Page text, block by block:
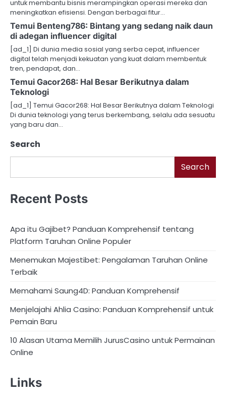
untuk membantu bisnis merampingkan operasi mereka dan
meningkatkan efisiensi. Dengan berbagai fitur…
Temui Benteng786: Bintang yang sedang naik daun
di adegan influencer digital
[ad_1] Di dunia media sosial yang serba cepat, influencer
digital telah menjadi kekuatan yang kuat dalam membentuk
tren, pendapat, dan…
Temui Gacor268: Hal Besar Berikutnya dalam
Teknologi
[ad_1] Temui Gacor268: Hal Besar Berikutnya dalam Teknologi
Di dunia teknologi yang terus berkembang, selalu ada sesuatu
yang baru dan…
Search
Search
Recent Posts
Apa itu Gajibet? Panduan Komprehensif tentang
Platform Taruhan Online Populer
Menemukan Majestibet: Pengalaman Taruhan Online
Terbaik
Memahami Saung4D: Panduan Komprehensif
Menjelajahi Ahlia Casino: Panduan Komprehensif untuk
Pemain Baru
10 Alasan Utama Memilih JurusCasino untuk Permainan
Online
Links